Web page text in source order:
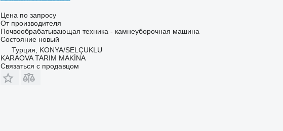
Цена по запросу
От производителя
Почвообрабатывающая техника - камнеуборочная машина
Состояниеновый
Турция, KONYA/SELÇUKLU
KARAOVA TARIM MAKİNA
Связаться с продавцом